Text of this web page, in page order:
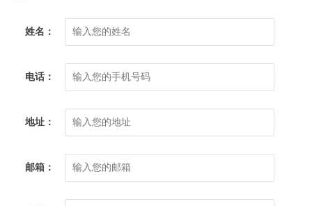
姓名：
电话：
地址：
邮箱：